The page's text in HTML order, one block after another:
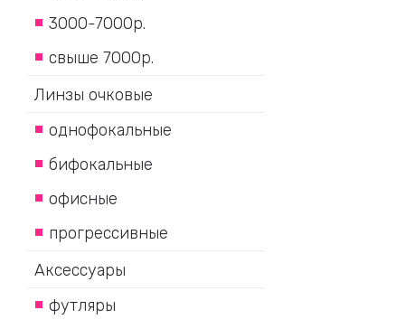
3000-7000р.
свыше 7000р.
Линзы очковые
однофокальные
бифокальные
офисные
прогрессивные
Аксессуары
футляры